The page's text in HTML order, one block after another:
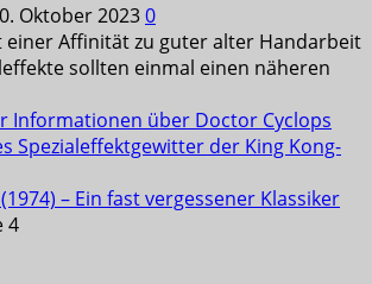
Oktober 20230
einer Affinität zu guter alter Handarbeit
sollten einmal einen näheren
Informationen über Doctor Cyclops
Spezialeffektgewitter der King Kong-
– Ein fast vergessener Klassiker